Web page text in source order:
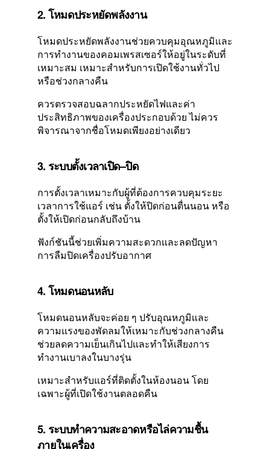
2. โหมดประหยัดพลังงาน
โหมดประหยัดพลังงานช่วยควบคุมอุณหภูมิและ
การทำงานของคอมเพรสเซอร์ให้อยู่ในระดับที่
เหมาะสม เหมาะสำหรับการเปิดใช้งานทั่วไป
หรือช่วงกลางคืน
ควรตรวจสอบฉลากประหยัดไฟและค่า
ประสิทธิภาพของเครื่องประกอบด้วย ไม่ควร
พิจารณาจากชื่อโหมดเพียงอย่างเดียว
3. ระบบตั้งเวลาเปิด–ปิด
การตั้งเวลาเหมาะกับผู้ที่ต้องการควบคุมระยะ
เวลาการใช้แอร์ เช่น ตั้งให้ปิดก่อนตื่นนอน หรือ
ตั้งให้เปิดก่อนกลับถึงบ้าน
ฟังก์ชันนี้ช่วยเพิ่มความสะดวกและลดปัญหา
การลืมปิดเครื่องปรับอากาศ
4. โหมดนอนหลับ
โหมดนอนหลับจะค่อย ๆ ปรับอุณหภูมิและ
ความแรงของพัดลมให้เหมาะกับช่วงกลางคืน
ช่วยลดความเย็นเกินไปและทำให้เสียงการ
ทำงานเบาลงในบางรุ่น
เหมาะสำหรับแอร์ที่ติดตั้งในห้องนอน โดย
เฉพาะผู้ที่เปิดใช้งานตลอดคืน
5. ระบบทำความสะอาดหรือไล่ความชื้น
ภายในเครื่อง